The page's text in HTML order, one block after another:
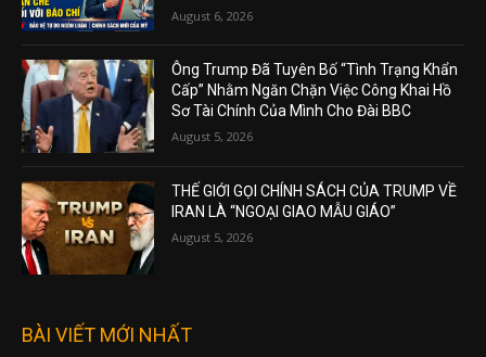
August 6, 2026
Ông Trump Đã Tuyên Bố “Tình Trạng Khẩn
Cấp” Nhằm Ngăn Chặn Việc Công Khai Hồ
Sơ Tài Chính Của Mình Cho Đài BBC
August 5, 2026
THẾ GIỚI GỌI CHÍNH SÁCH CỦA TRUMP VỀ
IRAN LÀ “NGOẠI GIAO MẪU GIÁO”
August 5, 2026
BÀI VIẾT MỚI NHẤT